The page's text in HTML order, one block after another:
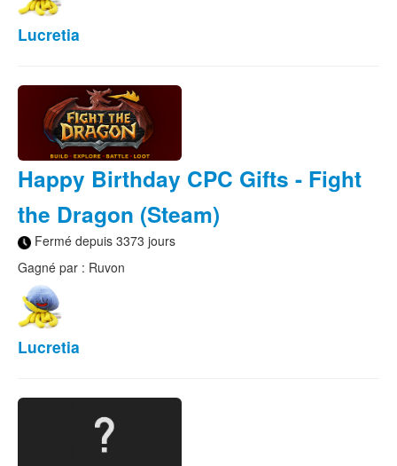
Lucretia
Happy Birthday CPC Gifts - Fight
the Dragon (Steam)
Fermé depuis 3373 jours
Gagné par : Ruvon
Lucretia